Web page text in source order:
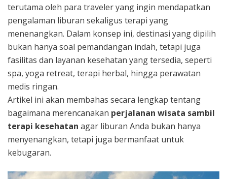
terutama oleh para traveler yang ingin mendapatkan
pengalaman liburan sekaligus terapi yang
menenangkan. Dalam konsep ini, destinasi yang dipilih
bukan hanya soal pemandangan indah, tetapi juga
fasilitas dan layanan kesehatan yang tersedia, seperti
spa, yoga retreat, terapi herbal, hingga perawatan
medis ringan.
Artikel ini akan membahas secara lengkap tentang
bagaimana merencanakan perjalanan wisata sambil
terapi kesehatan agar liburan Anda bukan hanya
menyenangkan, tetapi juga bermanfaat untuk
kebugaran.